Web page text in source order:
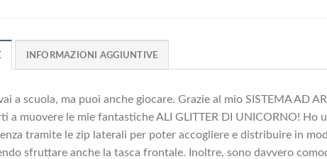
INFORMAZIONI AGGIUNTIVE
a scuola, ma puoi anche giocare. Grazie al mio SISTEMA AD
muovere le mie fantastiche ALI GLITTER DI UNICORNO! Ho
tramite le zip laterali per poter accogliere e distribuire in
sfruttare anche la tasca frontale. Inoltre, sono davvero